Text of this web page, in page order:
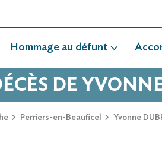
Hommage au défunt
DE
Perriers-en-Beauficel Yvonne